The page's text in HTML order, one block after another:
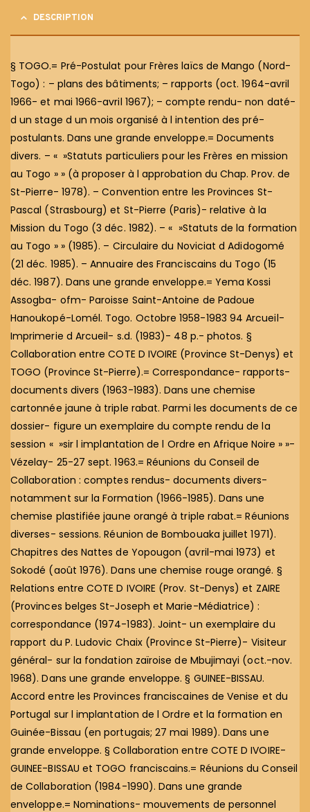
DESCRIPTION
§ TOGO.= Pré-Postulat pour Frères laïcs de Mango (Nord-
Togo) : – plans des bâtiments; – rapports (oct. 1964-avril
1966- et mai 1966-avril 1967); – compte rendu- non daté-
d un stage d un mois organisé à l intention des pré-
postulants. Dans une grande enveloppe.= Documents
divers. – « »Statuts particuliers pour les Frères en mission
au Togo » » (à proposer à l approbation du Chap. Prov. de
St-Pierre- 1978). – Convention entre les Provinces St-
Pascal (Strasbourg) et St-Pierre (Paris)- relative à la
Mission du Togo (3 déc. 1982). – « »Statuts de la formation
au Togo » » (1985). – Circulaire du Noviciat d Adidogomé
(21 déc. 1985). – Annuaire des Franciscains du Togo (15
déc. 1987). Dans une grande enveloppe.= Yema Kossi
Assogba- ofm- Paroisse Saint-Antoine de Padoue
Hanoukopé-Lomél. Togo. Octobre 1958-1983 94 Arcueil-
Imprimerie d Arcueil- s.d. (1983)- 48 p.- photos. §
Collaboration entre COTE D IVOIRE (Province St-Denys) et
TOGO (Province St-Pierre).= Correspondance- rapports-
documents divers (1963-1983). Dans une chemise
cartonnée jaune à triple rabat. Parmi les documents de ce
dossier- figure un exemplaire du compte rendu de la
session « »sir l implantation de l Ordre en Afrique Noire » »-
Vézelay- 25-27 sept. 1963.= Réunions du Conseil de
Collaboration : comptes rendus- documents divers-
notamment sur la Formation (1966-1985). Dans une
chemise plastifiée jaune orangé à triple rabat.= Réunions
diverses- sessions. Réunion de Bombouaka juillet 1971).
Chapitres des Nattes de Yopougon (avril-mai 1973) et
Sokodé (août 1976). Dans une chemise rouge orangé. §
Relations entre COTE D IVOIRE (Prov. St-Denys) et ZAIRE
(Provinces belges St-Joseph et Marie-Médiatrice) :
correspondance (1974-1983). Joint- un exemplaire du
rapport du P. Ludovic Chaix (Province St-Pierre)- Visiteur
général- sur la fondation zaïroise de Mbujimayi (oct.-nov.
1968). Dans une grande enveloppe. § GUINEE-BISSAU.
Accord entre les Provinces franciscaines de Venise et du
Portugal sur l implantation de l Ordre et la formation en
Guinée-Bissau (en portugais; 27 mai 1989). Dans une
grande enveloppe. § Collaboration entre COTE D IVOIRE-
GUINEE-BISSAU et TOGO franciscains.= Réunions du Conseil
de Collaboration (1984-1990). Dans une grande
enveloppe.= Nominations- mouvements de personnel